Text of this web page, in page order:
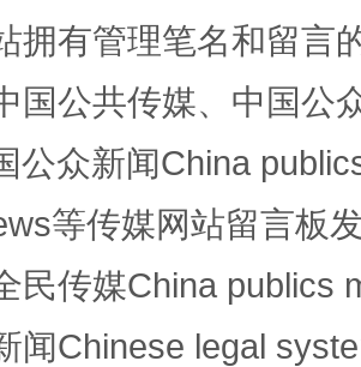
技园优化重塑工作
拥有管理笔名和留言
国公共传媒、中国公
公众新闻China
等传媒网站留言板
民传媒China publics
闻Chinese legal